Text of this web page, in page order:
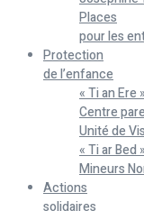
Places
pour les
Protection
de l’enfance
« Ti an Ere »
Centre
Unité de
« Ti ar Bed »
Mineurs
Actions
solidaires